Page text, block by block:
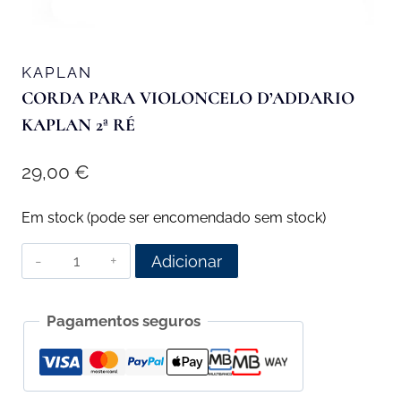
KAPLAN
CORDA PARA VIOLONCELO D’ADDARIO
KAPLAN 2ª RÉ
29,00 €
Em stock (pode ser encomendado sem stock)
Quantidade
de
para
Violoncelo
D'Addario
Adicionar
Pagamentos seguros